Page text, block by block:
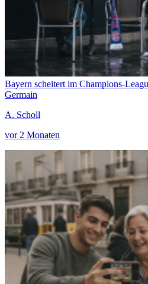
Bayern scheitert im Champions-
Germain
A. Scholl
vor 2 Monaten